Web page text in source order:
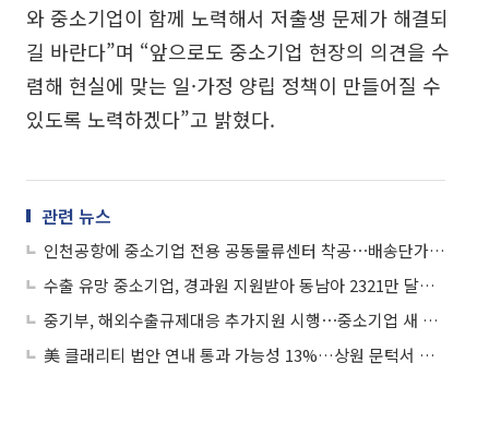
와 중소기업이 함께 노력해서 저출생 문제가 해결되
길 바란다”며 “앞으로도 중소기업 현장의 의견을 수
렴해 현실에 맞는 일·가정 양립 정책이 만들어질 수
있도록 노력하겠다”고 밝혔다.
관련 뉴스
인천공항에 중소기업 전용 공동물류센터 착공⋯배송단가 저렴ㆍ세금감면 등 혜택
수출 유망 중소기업, 경과원 지원받아 동남아 2321만 달러 상담 달성
중기부, 해외수출규제대응 추가지원 시행⋯중소기업 새 시장 개척 지원
美 클래리티 법안 연내 통과 가능성 13%…상원 문턱서 제동